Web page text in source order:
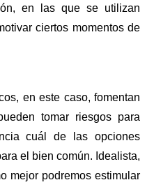
en las que se utilizan
ciertos momentos de
en este caso, fomentan
tomar riesgos para
cuál de las opciones
el bien común. Idealista,
mejor podremos estimular